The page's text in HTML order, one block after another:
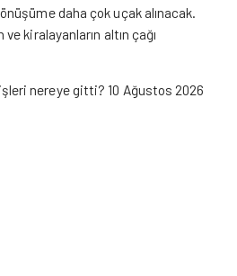
daha çok uçak alınacak.
kiralayanların altın çağı